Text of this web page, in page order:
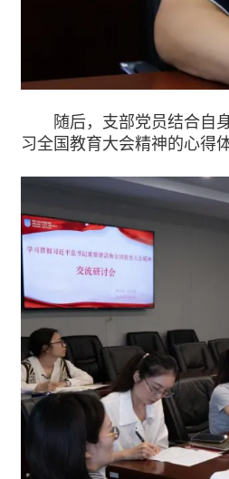
随后，支部党员结合自身
习全国教育大会精神的心得体